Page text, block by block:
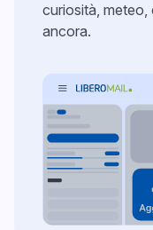
curiosità,
ancora.